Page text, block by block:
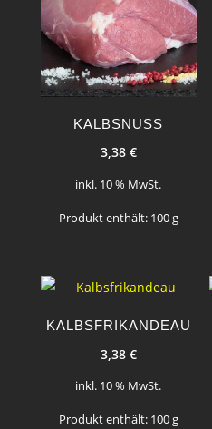
KALBSNUSS
3,38 €
inkl. 10 % MwSt.
Produkt enthält: 100g
KALBSFRIKANDEAU
3,38 €
inkl. 10 % MwSt.
Produkt enthält: 100g